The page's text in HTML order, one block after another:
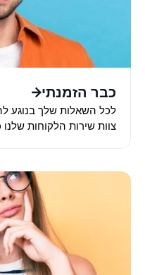
כבר הזמנתי
לכל השאלות שלך בנוגע
צוות שירות הלקוחות שלנו